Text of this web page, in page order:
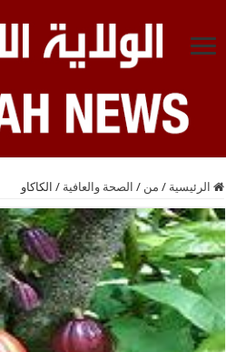
الرئيسية / من / الصحة والعافية / الكاكاو